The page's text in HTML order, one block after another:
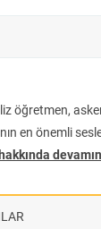
öğretmen,
en önemli